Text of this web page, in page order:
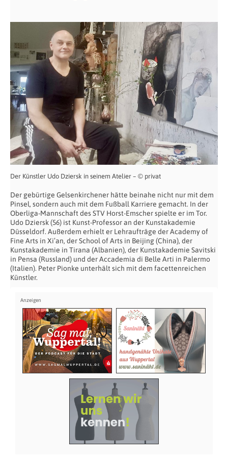
Der Künstler Udo Dziersk in seinem Atelier – © privat
Der gebürtige Gelsenkirchener hätte beinahe nicht nur mit dem
Pinsel, sondern auch mit dem Fußball Karriere gemacht. In der
Oberliga-Mannschaft des STV Horst-Emscher spielte er im Tor.
Udo Dziersk (56) ist Kunst-Professor an der Kunstakademie
Düsseldorf. Außerdem erhielt er Lehraufträge der Academy of
Fine Arts in Xi’an, der School of Arts in Beijing (China), der
Kunstakademie in Tirana (Albanien), der Kunstakademie Savitski
in Pensa (Russland) und der Accademia di Belle Arti in Palermo
(Italien). Peter Pionke unterhält sich mit dem facettenreichen
Künstler.